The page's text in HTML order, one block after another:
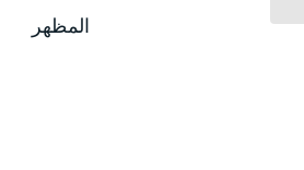
المظهر
لون الأعين: